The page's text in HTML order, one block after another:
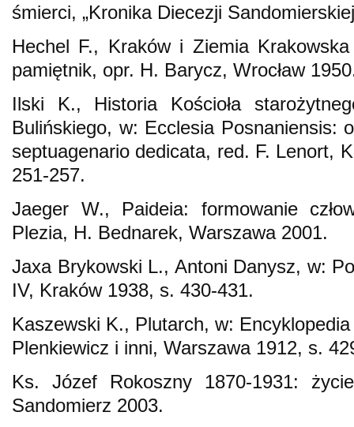
śmierci, „Kronika Diecezji
Hechel F., Kraków i Ziemia
pamiętnik, opr. H. Barycz, Wrocław
Ilski K., Historia Kościoła
Bulińskiego, w: Ecclesia Posnaniensis:
septuagenario dedicata, red. F. Lenort,
251-257.
Jaeger W., Paideia: formowanie
Plezia, H. Bednarek, Warszawa 2001.
Jaxa Brykowski L., Antoni Danysz, w:
IV, Kraków 1938, s. 430-431.
Kaszewski K., Plutarch, w:
Plenkiewicz i inni, Warszawa 1912, s.
Ks. Józef Rokoszny 1870-1931:
Sandomierz 2003.